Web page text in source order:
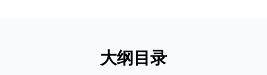
大纲目录